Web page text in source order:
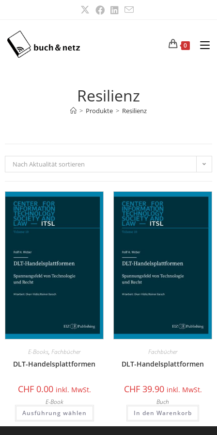
0
Resilienz
> Produkte > Resilienz
Nach Aktualität sortieren
E-Books, Fachbücher
DLT-Handelsplattformen
CHF0.00 inkl. MwSt.
E-Book
Ausführung wählen
Fachbücher
DLT-Handelsplattformen
CHF39.90 inkl. MwSt.
Buch
In den Warenkorb